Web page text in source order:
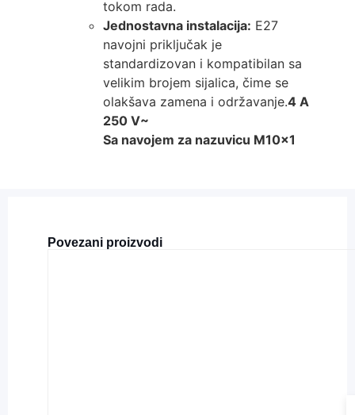
tokom rada.
Jednostavna instalacija: E27
navojni priključak je
standardizovan i kompatibilan sa
velikim brojem sijalica, čime se
olakšava zamena i održavanje.4 A
250 V~
Sa navojem za nazuvicu M10x1
Povezani proizvodi